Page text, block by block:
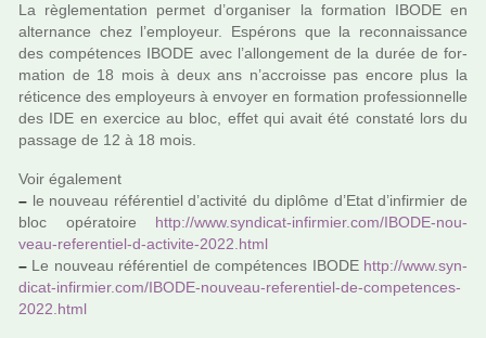
La règle­men­ta­tion permet d’orga­ni­ser la for­ma­tion IBODE en
alter­nance chez l’employeur. Espérons que la reconnais­sance
des com­pé­ten­ces IBODE avec l’allon­ge­ment de la durée de for­
ma­tion de 18 mois à deux ans n’accroisse pas encore plus la
réti­cence des employeurs à envoyer en for­ma­tion pro­fes­sion­nelle
des IDE en exer­cice au bloc, effet qui avait été cons­taté lors du
pas­sage de 12 à 18 mois.
Voir également
– le nou­­veau réfé­­ren­­tiel d’acti­­vité du diplôme d’Etat d’infir­­mier de
bloc opé­­ra­­toire http://www.syn­di­cat-infir­mier.com/IBODE-nou­
veau-refe­ren­tiel-d-acti­vite-2022.html
– Le nou­­veau réfé­­ren­­tiel de com­pé­ten­ces IBODE http://www.syn­
di­cat-infir­mier.com/IBODE-nou­veau-refe­ren­tiel-de-com­pe­ten­ces-
2022.html